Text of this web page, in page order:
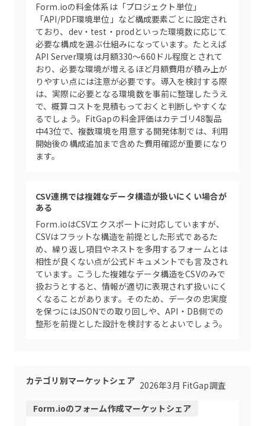
Form.ioの料金体系は「プロジェクト単位」
「API/PDF環境単位」など構成要素ごとに設定され
ており、dev・test・prodといった環境数に応じて
必要な構成を選ぶ仕組みになっています。たとえば
API Server環境は月額330〜660ドル程度とされて
おり、必要な環境が増えるほど月額費用が積み上が
りやすい点には注意が必要です。導入を検討する際
は、実際に必要となる環境数を事前に整理したうえ
で、概算コストを見積もっておくと判断しやすくな
るでしょう。FitGapの料金評価はカテゴリ48製品
中43位で、複数環境を用意する開発体制では、利用
開始後の構成追加まで含めた費用確認が重要になり
ます。
CSV連携では複雑なデータ構造が扱いにくい場合が
ある
Form.ioはCSVエクスポートに対応していますが、
CSVはフラットな構造を前提とした形式であるた
め、繰り返し項目やネストを多用するフォームとは
相性が良くない点が公式ドキュメントでも言及され
ています。こうした複雑なデータ構造をCSVのみで
扱おうとすると、情報が適切に表現されず扱いにく
くなることがあります。そのため、データの忠実度
を保つにはJSONでの取り回しや、API・DB側での
整形を前提とした設計を検討するとよいでしょう。
カテゴリ別マーケットシェア 2026年3月 FitGap調査
Form.ioのフォーム作成マーケットシェア